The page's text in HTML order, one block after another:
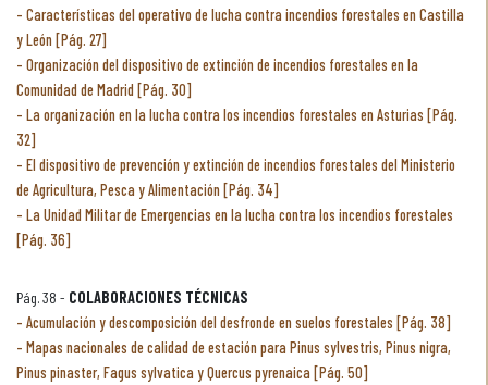
Características del operativo de lucha contra incendios forestales en Castilla
y León [Pág. 27]
Organización del dispositivo de extinción de incendios forestales en la
Comunidad de Madrid [Pág. 30]
La organización en la lucha contra los incendios forestales en Asturias [Pág.
32]
El dispositivo de prevención y extinción de incendios forestales del Ministerio
de Agricultura, Pesca y Alimentación [Pág. 34]
La Unidad Militar de Emergencias en la lucha contra los incendios forestales
[Pág. 36]
Pág. 38 - COLABORACIONES TÉCNICAS
Acumulación y descomposición del desfronde en suelos forestales [Pág. 38]
Mapas nacionales de calidad de estación para Pinus sylvestris, Pinus nigra,
Pinus pinaster, Fagus sylvatica y Quercus pyrenaica [Pág. 50]